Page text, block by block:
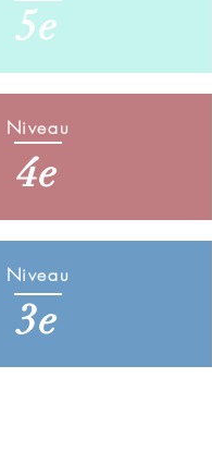
5e
Niveau
4e
Niveau
3e